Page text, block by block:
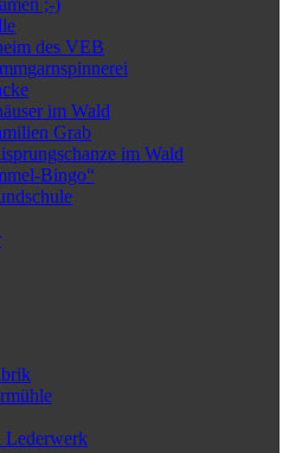
des VEB
im Wald
Grab
im Wald
Bingo“